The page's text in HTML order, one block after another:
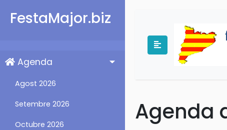
FestaMajor.biz
Agenda
Agost 2026
Setembre 2026
Octubre 2026 Agenda